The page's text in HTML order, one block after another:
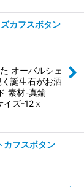
カフスボタン
オーバルシェ
誕生石がお洒
素材-真鍮
イズ-12ｘ
フスボタン